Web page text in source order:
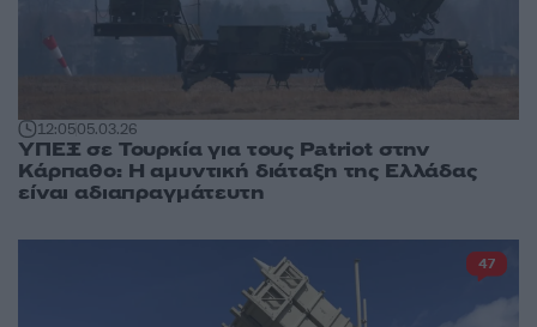
12:0505.03.26
ΥΠΕΞ σε Τουρκία για τους Patriot στην
Κάρπαθο: Η αμυντική διάταξη της Ελλάδας
είναι αδιαπραγμάτευτη
47